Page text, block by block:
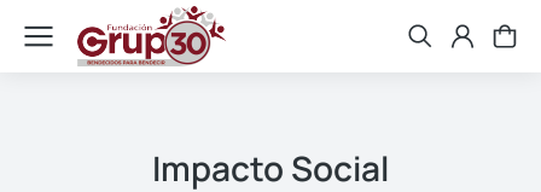
Impacto Social